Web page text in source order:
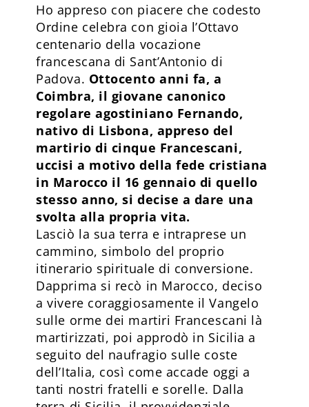
Ho appreso con piacere che codesto
Ordine celebra con gioia l’Ottavo
centenario della vocazione
francescana di Sant’Antonio di
Padova. Ottocento anni fa, a
Coimbra, il giovane canonico
regolare agostiniano Fernando,
nativo di Lisbona, appreso del
martirio di cinque Francescani,
uccisi a motivo della fede cristiana
in Marocco il 16 gennaio di quello
stesso anno, si decise a dare una
svolta alla propria vita.
Lasciò la sua terra e intraprese un
cammino, simbolo del proprio
itinerario spirituale di conversione.
Dapprima si recò in Marocco, deciso
a vivere coraggiosamente il Vangelo
sulle orme dei martiri Francescani là
martirizzati, poi approdò in Sicilia a
seguito del naufragio sulle coste
dell’Italia, così come accade oggi a
tanti nostri fratelli e sorelle. Dalla